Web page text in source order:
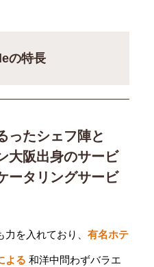
の特長
ったシェフ陣と
大阪出身のサービ
ータリングサービ
力を入れており、 有名ホテ
よる 和洋中問わずバラエ